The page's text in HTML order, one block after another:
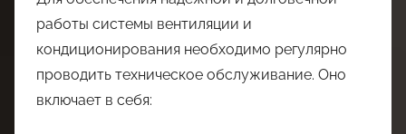
работы системы вентиляции и
кондиционирования необходимо регулярно
проводить техническое обслуживание. Оно
включает в себя: